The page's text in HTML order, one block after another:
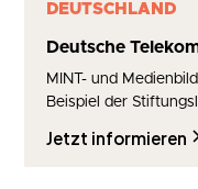
DEUTSCHLAND
Deutsche
MINT- und
Beispiel der
Jetzt informieren